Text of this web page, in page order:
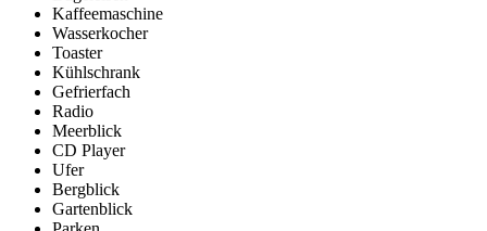
Kaffeemaschine
Wasserkocher
Toaster
Kühlschrank
Gefrierfach
Radio
Meerblick
CD Player
Ufer
Bergblick
Gartenblick